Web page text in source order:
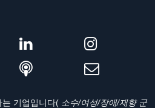
기업입니다( 소수/여성/장애/재향 군